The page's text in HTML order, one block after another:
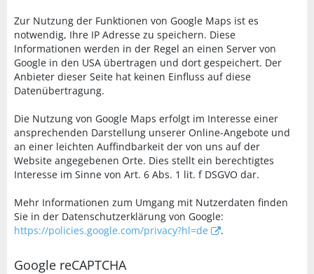
Zur Nutzung der Funktionen von Google Maps ist es
notwendig, Ihre IP Adresse zu speichern. Diese
Informationen werden in der Regel an einen Server von
Google in den USA übertragen und dort gespeichert. Der
Anbieter dieser Seite hat keinen Einfluss auf diese
Datenübertragung.
Die Nutzung von Google Maps erfolgt im Interesse einer
ansprechenden Darstellung unserer Online-Angebote und
an einer leichten Auffindbarkeit der von uns auf der
Website angegebenen Orte. Dies stellt ein berechtigtes
Interesse im Sinne von Art. 6 Abs. 1 lit. f DSGVO dar.
Mehr Informationen zum Umgang mit Nutzerdaten finden
Sie in der Datenschutzerklärung von Google:
https://policies.google.com/privacy?hl=de
.
Google reCAPTCHA